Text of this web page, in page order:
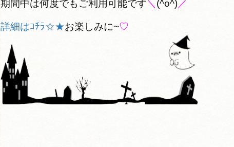
期間中は何度でもご利用可能です＼ (^o^)／
詳細はｺﾁﾗ☆★お楽しみに~♡